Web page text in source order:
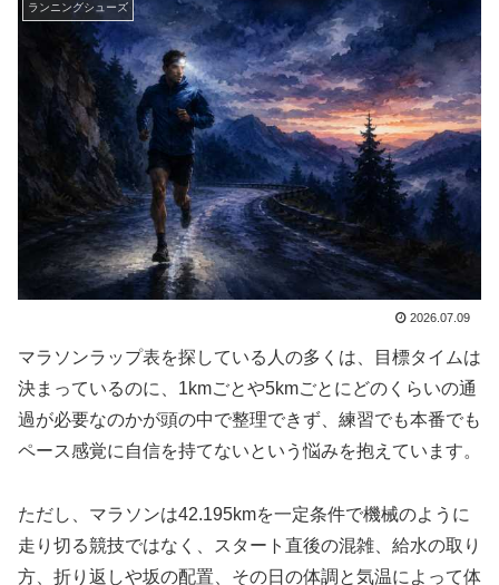
ランニングシューズ
2026.07.09
マラソンラップ表を探している人の多くは、目標タイムは
決まっているのに、1kmごとや5kmごとにどのくらいの通
過が必要なのかが頭の中で整理できず、練習でも本番でも
ペース感覚に自信を持てないという悩みを抱えています。
ただし、マラソンは42.195kmを一定条件で機械のように
走り切る競技ではなく、スタート直後の混雑、給水の取り
方、折り返しや坂の配置、その日の体調と気温によって体